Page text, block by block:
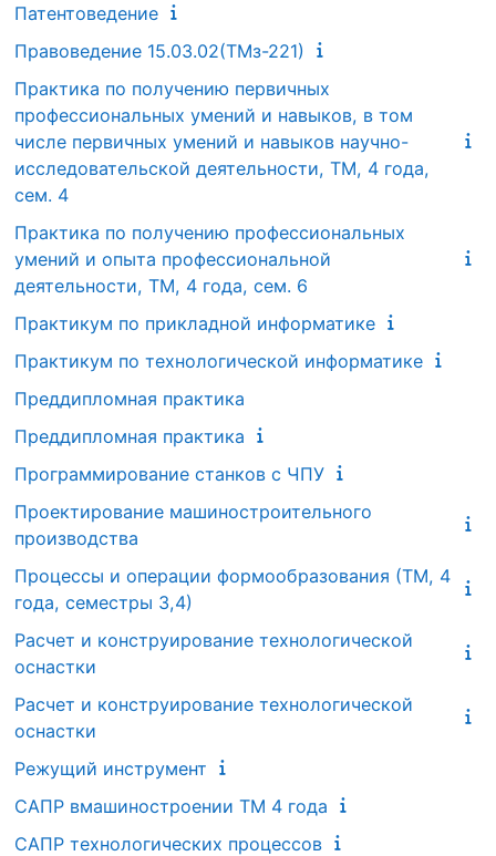
Патентоведение
Правоведение 15.03.02(ТМз-221)
Практика по получению первичных
профессиональных умений и навыков, в том
числе первичных умений и навыков научно-
исследовательской деятельности, ТМ, 4 года,
сем. 4
Практика по получению профессиональных
умений и опыта профессиональной
деятельности, ТМ, 4 года, сем. 6
Практикум по прикладной информатике
Практикум по технологической информатике
Преддипломная практика
Преддипломная практика
Программирование станков с ЧПУ
Проектирование машиностроительного
производства
Процессы и операции формообразования (ТМ, 4
года, семестры 3,4)
Расчет и конструирование технологической
оснастки
Расчет и конструирование технологической
оснастки
Режущий инструмент
САПР вмашиностроении ТМ 4 года
САПР технологических процессов